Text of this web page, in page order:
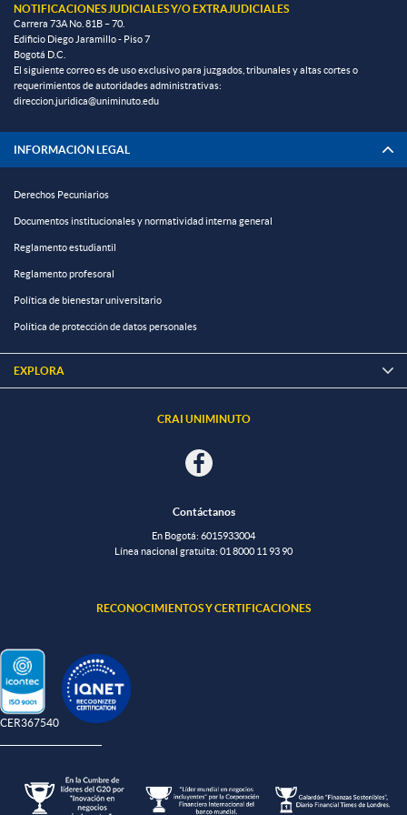
NOTIFICACIONES JUDICIALES Y/O EXTRAJUDICIALES
Carrera 73A No. 81B – 70.
Edificio Diego Jaramillo - Piso 7
Bogotá D.C.
El siguiente correo es de uso exclusivo para juzgados, tribunales y altas cortes o
requerimientos de autoridades administrativas:
direccion.juridica@uniminuto.edu
INFORMACIÓN LEGAL
Derechos Pecuniarios
Documentos institucionales y normatividad interna general
Reglamento estudiantil
Reglamento profesoral
Política de bienestar universitario
Política de protección de datos personales
EXPLORA 
CRAI UNIMINUTO
Contáctanos
En Bogotá: 6015933004
Línea nacional gratuita: 01 8000 11 93 90
RECONOCIMIENTOS Y CERTIFICACIONES
CER367540